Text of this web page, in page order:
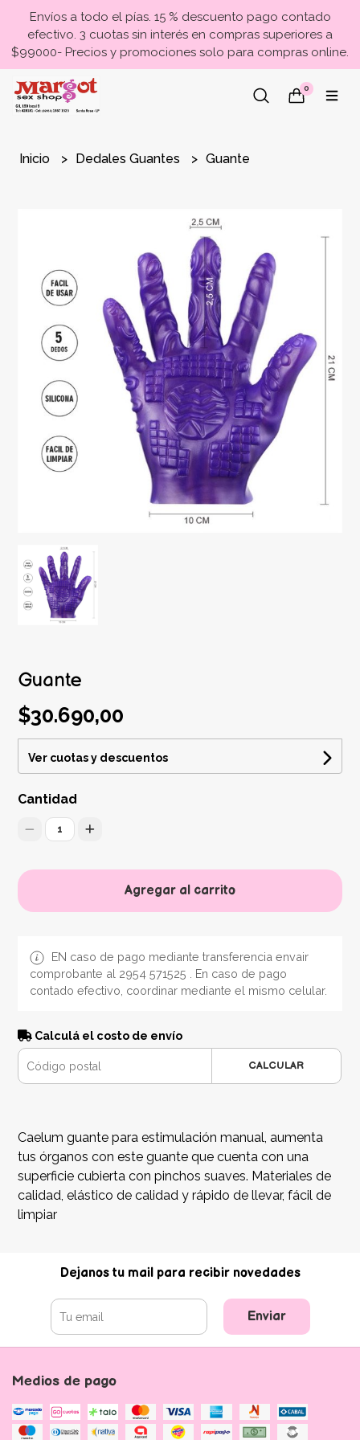
Envíos a todo el pías. 15 % descuento pago contado
efectivo. 3 cuotas sin interés en compras superiores a
$99000- Precios y promociones solo para compras online.
0
Inicio Dedales Guantes Guante
Guante
$30.690,00
Ver cuotas y descuentos
Cantidad
1
Agregar al carrito
EN caso de pago mediante transferencia envair
comprobante al 2954 571525 . En caso de pago
contado efectivo, coordinar mediante el mismo celular.
Calculá el costo de envío
CALCULAR
Caelum guante para estimulación manual, aumenta
tus órganos con este guante que cuenta con una
superficie cubierta con pinchos suaves. Materiales de
calidad, elástico de calidad y rápido de llevar, fácil de
limpiar
Dejanos tu mail para recibir novedades
Enviar
Medios de pago